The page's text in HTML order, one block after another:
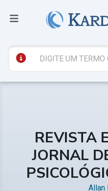
REVISTA
JORNAL
Allan